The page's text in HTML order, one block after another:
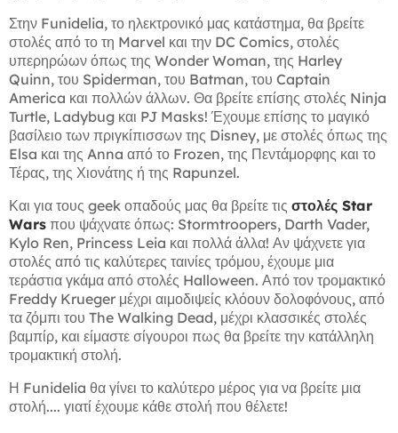
Στην Funidelia, το ηλεκτρονικό μας κατάστημα, θα βρείτε
στολές από το τη Marvel και την DC Comics, στολές
υπερηρώων όπως της Wonder Woman, της Harley
Quinn, του Spiderman, του Batman, του Captain
America και πολλών άλλων. Θα βρείτε επίσης στολές Ninja
Turtle, Ladybug και PJ Masks! Έχουμε επίσης το μαγικό
βασίλειο των πριγκίπισσων της Disney, με στολές όπως της
Elsa και της Anna από το Frozen, της Πεντάμορφης και το
Τέρας, της Χιονάτης ή της Rapunzel.
Και για τους geek οπαδούς μας θα βρείτε τις στολές Star
Wars που ψάχνατε όπως: Stormtroopers, Darth Vader,
Kylo Ren, Princess Leia και πολλά άλλα! Αν ψάχνετε για
στολές από τις καλύτερες ταινίες τρόμου, έχουμε μια
τεράστια γκάμα από στολές Halloween. Από τον τρομακτικό
Freddy Krueger μέχρι αιμοδιψείς κλόουν δολοφόνους, από
τα ζόμπι του The Walking Dead, μέχρι κλασσικές στολές
βαμπίρ, και είμαστε σίγουροι πως θα βρείτε την κατάλληλη
τρομακτική στολή.
Η Funidelia θα γίνει το καλύτερο μέρος για να βρείτε μια
στολή.... γιατί έχουμε κάθε στολή που θέλετε!